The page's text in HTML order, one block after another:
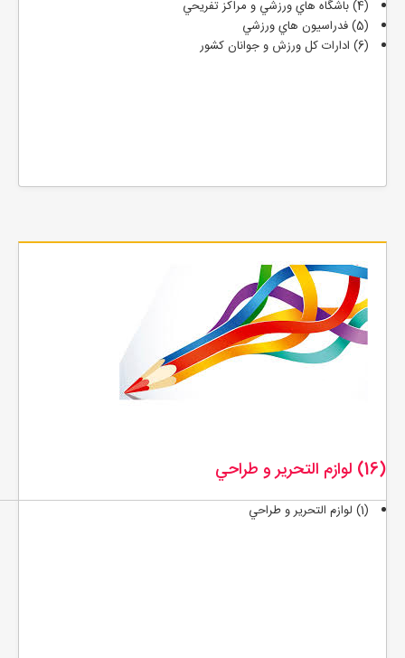
(4) باشگاه هاي ورزشي و مراكز تفريحي
(5) فدراسيون هاي ورزشي
(6) ادارات كل ورزش و جوانان كشور
(16) لوازم التحرير و طراحي
(1) لوازم التحرير و طراحي